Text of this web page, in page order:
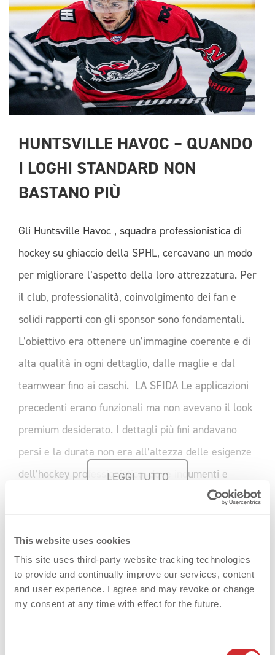
This website uses cookies
This site uses third-party website tracking technologies
to provide and continually improve our services, content
and user experience. I agree and may revoke or change
my consent at any time with effect for the future.
HUNTSVILLE HAVOC – QUANDO
I LOGHI STANDARD NON
BASTANO PIÙ
LEGGI TUTTO
Gli Huntsville Havoc , squadra professionistica di
hockey su ghiaccio della SPHL, cercavano un modo
per migliorare l’aspetto della loro attrezzatura. Per
il club, professionalità, coinvolgimento dei fan e
solidi rapporti con gli sponsor sono fondamentali.
L’obiettivo era ottenere un’immagine coerente e di
alta qualità in ogni dettaglio, dalle maglie e dal
teamwear fino ai caschi. LA SFIDA Le applicazioni
precedenti erano funzionali ma non avevano il look
premium desiderato. I dettagli più fini andavano
persi e la durata non era all’altezza delle esigenze
dell’hockey professionistico, dove indumenti e
attrezzature sono sottoposti a stress estremi.
Weiterlesen